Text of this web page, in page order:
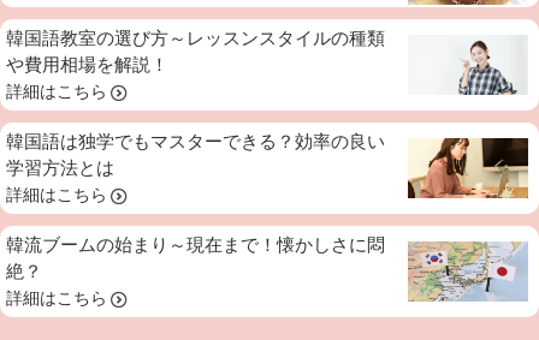
韓国語教室の選び方～レッスンスタイルの種類
や費用相場を解説！
詳細はこちら
韓国語は独学でもマスターできる？効率の良い
学習方法とは
詳細はこちら
韓流ブームの始まり～現在まで！懐かしさに悶
絶？
詳細はこちら